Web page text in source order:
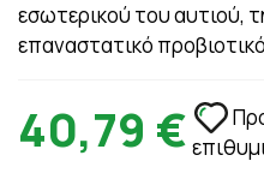
εσωτερικού του αυτιού,
επαναστατικό
40,79 €